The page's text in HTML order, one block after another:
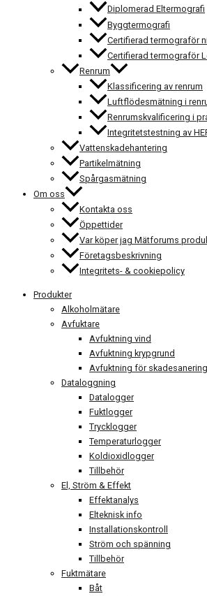
Diplomerad Eltermografi
Byggtermografi
Certifierad termograför
Certifierad termograför
Renrum
Klassificering av renrum
Luftflödesmätning i
Renrumskvalificering i
Integritetstestning av
Vattenskadehantering
Partikelmätning
Spårgasmätning
Om oss
Kontakta oss
Öppettider
Var köper jag Mätforums
Företagsbeskrivning
Integritets- & cookiepolicy
Produkter
Alkoholmätare
Avfuktare
Avfuktning vind
Avfuktning krypgrund
Avfuktning för skadesanering
Dataloggning
Datalogger
Fuktlogger
Trycklogger
Temperaturlogger
Koldioxidlogger
Tillbehör
El, Ström & Effekt
Effektanalys
Elteknisk info
Installationskontroll
Ström och spänning
Tillbehör
Fuktmätare
Båt